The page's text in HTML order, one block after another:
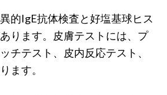
的IgE抗体検査と好塩基球ヒス
ります。皮膚テストには、プ
チテスト、皮内反応テスト、
ます。